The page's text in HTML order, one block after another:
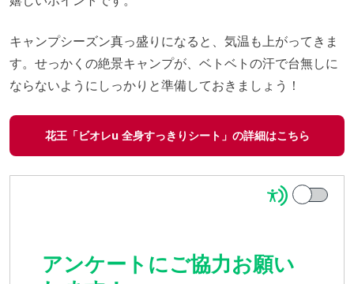
キャンプシーズン真っ盛りになると、気温も上がってきま
す。せっかくの絶景キャンプが、ベトベトの汗で台無しに
ならないようにしっかりと準備しておきましょう！
花王「ビオレu 全身すっきりシート」の詳細はこちら